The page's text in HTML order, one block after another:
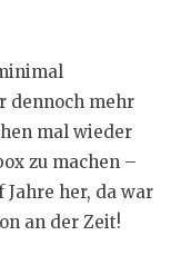
dennoch mehr
mal wieder
zu machen –
her, da war
an der Zeit!